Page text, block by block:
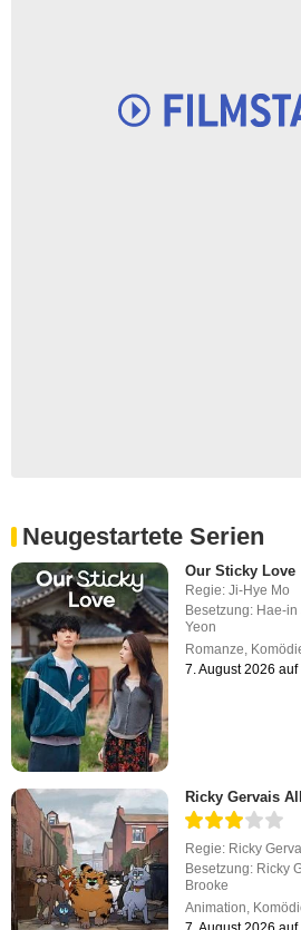
Neugestartete Serien
Our Sticky Love
Regie:Ji-Hye Mo
Besetzung: Hae-in
Yeon
Romanze
7. August 2026 auf
Ricky Gervais
Regie: Ricky
Besetzung: Ricky
Brooke
Animation,